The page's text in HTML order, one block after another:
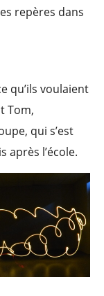
repères dans
qu’ils voulaient
Tom,
qui s’est
après l’école.